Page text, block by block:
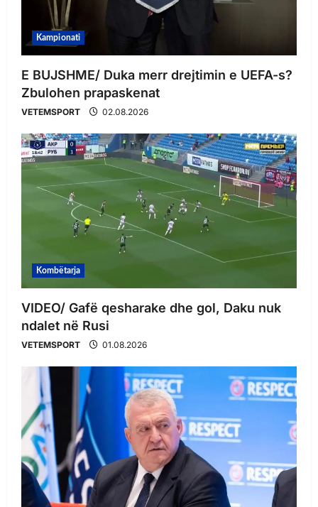
Kampionati
E BUJSHME/ Duka merr drejtimin e UEFA-s?
Zbulohen prapaskenat
VETEMSPORT 02.08.2026
Kombëtarja
VIDEO/ Gafë qesharake dhe gol, Daku nuk
ndalet në Rusi
VETEMSPORT 01.08.2026